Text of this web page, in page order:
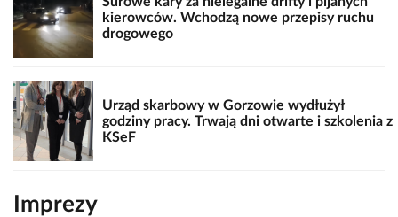
kierowców. Wchodzą nowe przepisy ruchu
drogowego
Urząd skarbowy w Gorzowie wydłużył
godziny pracy. Trwają dni otwarte i szkolenia z
KSeF
Imprezy